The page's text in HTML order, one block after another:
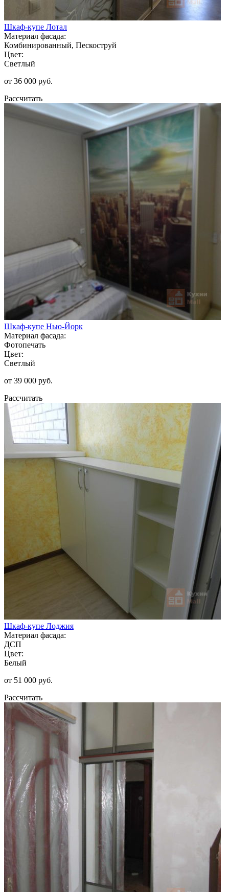
Шкаф-купе Лотал
Материал фасада:
Комбинированный, Пескоструй
Цвет:
Светлый
от 36 000 руб.
Рассчитать
Шкаф-купе Нью-Йорк
Материал фасада:
Фотопечать
Цвет:
Светлый
от 39 000 руб.
Рассчитать
Шкаф-купе Лоджия
Материал фасада:
ДСП
Цвет:
Белый
от 51 000 руб.
Рассчитать